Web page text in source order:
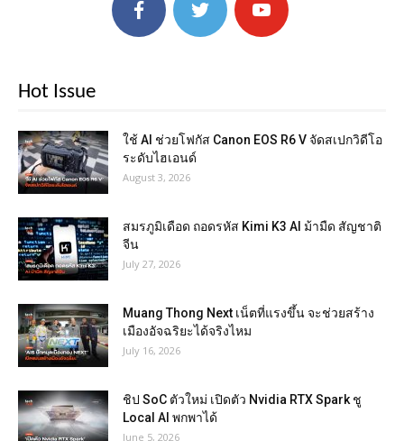
Hot Issue
ใช้ AI ช่วยโฟกัส Canon EOS R6 V จัดสเปกวิดีโอ
ระดับไฮเอนด์
August 3, 2026
สมรภูมิเดือด ถอดรหัส Kimi K3 AI ม้ามืด สัญชาติ
จีน
July 27, 2026
Muang Thong Next เน็ตที่แรงขึ้น จะช่วยสร้าง
เมืองอัจฉริยะได้จริงไหม
July 16, 2026
ชิป SoC ตัวใหม่ เปิดตัว Nvidia RTX Spark ชู
Local AI พกพาได้
June 5, 2026